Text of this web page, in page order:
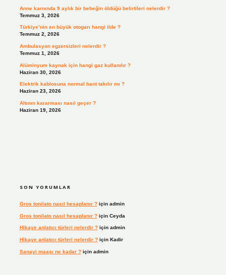
Anne karnında 9 aylık bir bebeğin öldüğü belirtileri nelerdir ?
Temmuz 3, 2026
Türkiye’nin en büyük otogarı hangi ilde ?
Temmuz 2, 2026
Ambulasyon egzersizleri nelerdir ?
Temmuz 1, 2026
Alüminyum kaynak için hangi gaz kullanılır ?
Haziran 30, 2026
Elektrik kablosuna normal bant takılır mı ?
Haziran 23, 2026
Altının kararması nasıl geçer ?
Haziran 19, 2026
SON YORUMLAR
Gros tonilato nasıl hesaplanır ?için admin
Gros tonilato nasıl hesaplanır ?için Ceyda
Hikaye anlatıcı türleri nelerdir ?için admin
Hikaye anlatıcı türleri nelerdir ?için Kadir
Sanayi maaşı ne kadar ?için admin